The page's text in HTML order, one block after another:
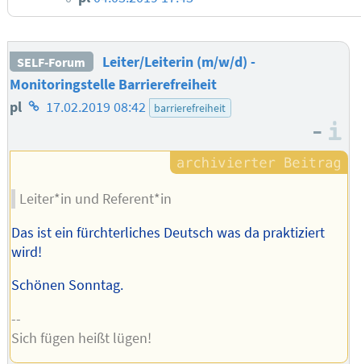
SELF-Forum
Leiter/Leiterin (m/w/d) -
Monitoringstelle Barrierefreiheit
pl Homepage
Autors
17.02.2019 08:42 barrierefreiheit
–
Leiter*in und Referent*in
Das ist ein fürchterliches Deutsch was da praktiziert
wird!
Schönen Sonntag.
--
Sich fügen heißt lügen!